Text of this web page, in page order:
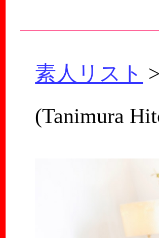
素人リスト >
(Tanimura